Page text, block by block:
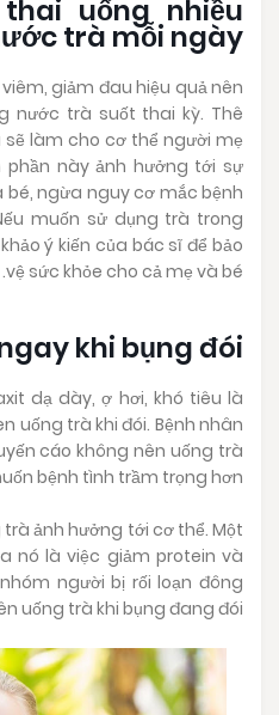
uống nhiều
trà mỗi ngày
giảm đau hiệu quả nên
nước trà suốt thai kỳ. Thê
làm cho cơ thể người mẹ
này ảnh hưởng tới sự
ngừa nguy cơ mắc bệnh
muốn sử dụng trà trong
ý kiến của bác sĩ để bảo
vệ sức khỏe cho cả mẹ và bé.
khi bụng đói
dạ dày, ợ hơi, khó tiêu là
uống trà khi đói. Bệnh nhân
cáo không nên uống trà
bệnh tình trầm trọng hơn.
ảnh hưởng tới cơ thể. Một
nó là việc giảm protein và
người bị rối loạn đông
uống trà khi bụng đang đói.